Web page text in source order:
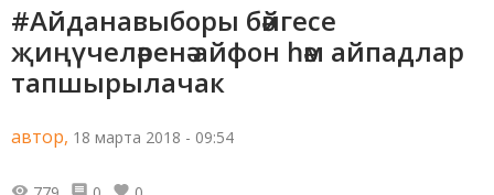
#Айданавыборы бәйгесе
җиңүчеләренә айфон һәм айпадлар
тапшырылачак
автор, 18 марта 2018 - 09:54